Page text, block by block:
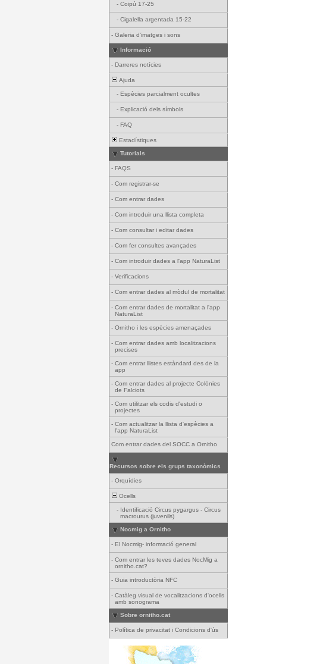
- Coipú 17-25
- Cigalella argentada 15-22
- Galeria d'imatges i sons
Informació
- Darreres notícies
Ajuda
- Espècies parcialment ocultes
- Explicació dels símbols
- FAQ
Estadístiques
Tutorials
- FAQS
- Com registrar-se
- Com entrar dades
- Com introduir una llista completa
- Com consultar i editar dades
- Com fer consultes avançades
- Com introduir dades a l'app NaturaList
- Verificacions
- Com entrar dades al mòdul de mortalitat
- Com entrar dades de mortalitat a l'app
NaturaList
- Ornitho i les espècies amenaçades
- Com entrar dades amb localitzacions
precises
- Com entrar llistes estàndard des de la
app
- Com entrar dades al projecte Colònies
de Falciots
- Com utilitzar els codis d'estudi o
projectes
- Com actualitzar la llista d'espècies a
l'app NaturaList
Com entrar dades del SOCC a Ornitho
Recursos sobre els grups taxonòmics
- Orquídies
Ocells
- Identificació Circus pygargus - Circus
macrourus (juvenils)
Nocmig a Ornitho
- El Nocmig- informació general
- Com entrar les teves dades NocMig a
ornitho.cat?
- Guia introductòria NFC
- Catàleg visual de vocalitzacions d'ocells
amb sonograma
Sobre ornitho.cat
- Política de privacitat i Condicions d'ús